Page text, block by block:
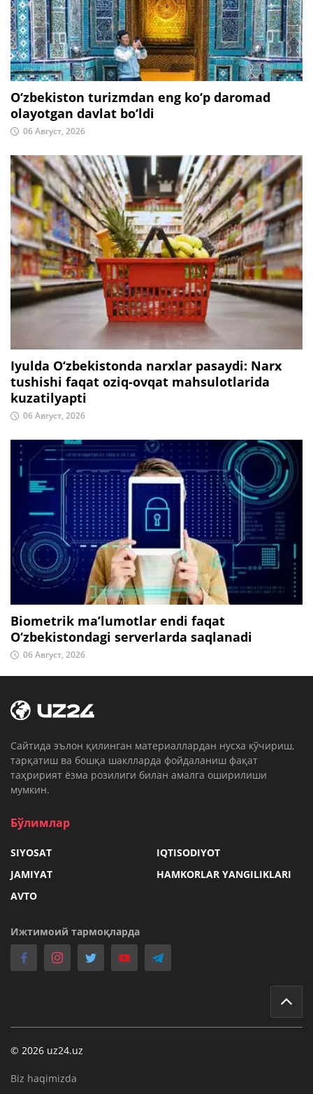
O‘zbekiston turizmdan eng ko‘p daromad
olayotgan davlat bo‘ldi
06 Август, 2026
Iyulda O‘zbekistonda narxlar pasaydi: Narx
tushishi faqat oziq-ovqat mahsulotlarida
kuzatilyapti
06 Август, 2026
Biometrik ma’lumotlar endi faqat
O‘zbekistondagi serverlarda saqlanadi
06 Август, 2026
Cайтида эълон қилинган материаллардан нусха кўчириш,
тарқатиш ва бошқа шаклларда фойдаланиш фақат
таҳририят ёзма розилиги билан амалга оширилиши
мумкин.
Бўлимлар
SIYOSAT
IQTISODIYOT
JAMIYAT
HAMKORLAR YANGILIKLARI
AVTO
Ижтимоий тармоқларда
© 2026 uz24.uz
Biz haqimizda